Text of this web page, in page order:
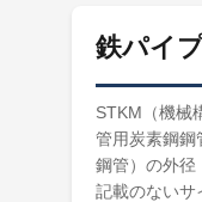
鉄パイ
STKM（機械
管用炭素鋼鋼
鋼管）の外径
記載のないサ